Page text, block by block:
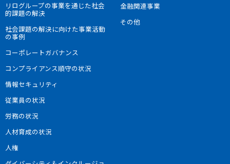
リログループの事業を通じた社会
的課題の解決
社会課題の解決に向けた事業活動
の事例
コーポレートガバナンス
コンプライアンス順守の状況
情報セキュリティ
従業員の状況
労務の状況
人材育成の状況
人権
金融関連事業
その他